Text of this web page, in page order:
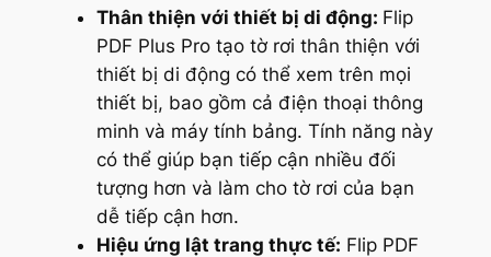
Thân thiện với thiết bị di động: Flip
PDF Plus Pro tạo tờ rơi thân thiện với
thiết bị di động có thể xem trên mọi
thiết bị, bao gồm cả điện thoại thông
minh và máy tính bảng. Tính năng này
có thể giúp bạn tiếp cận nhiều đối
tượng hơn và làm cho tờ rơi của bạn
dễ tiếp cận hơn.
Hiệu ứng lật trang thực tế: Flip PDF